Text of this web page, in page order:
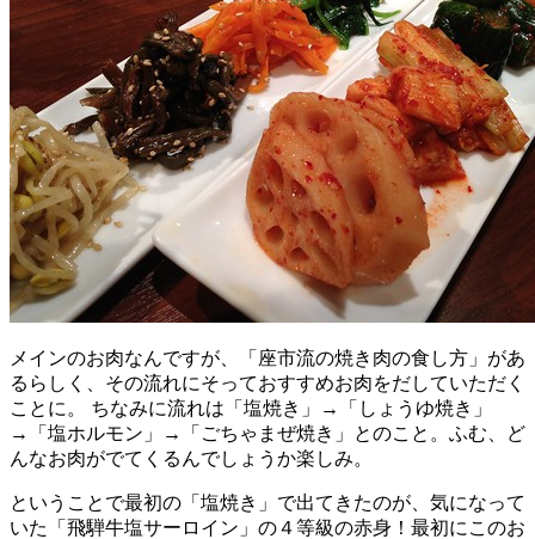
メインのお肉なんですが、「座市流の焼き肉の食し方」があ
るらしく、その流れにそっておすすめお肉をだしていただく
ことに。 ちなみに流れは「塩焼き」→「しょうゆ焼き」
→「塩ホルモン」→「ごちゃまぜ焼き」とのこと。ふむ、ど
んなお肉がでてくるんでしょうか楽しみ。
ということで最初の「塩焼き」で出てきたのが、気になって
いた「飛騨牛塩サーロイン」の４等級の赤身！最初にこのお